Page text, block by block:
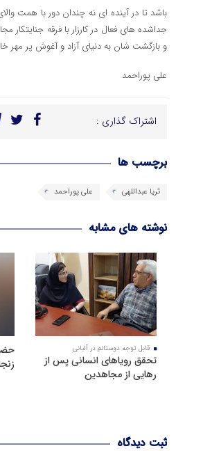
باشد تا در آینده ای نه چندان دور با همت
جداشده های فعال در کارزار با فرقه
و بازگشت شان به دنیای آزاد و آغوش پر مهر
علی پوراحمد
اشتراک گذاری :
برچسب ها
ثریا عبداللهی علی پوراحمد
نوشته های مشابه
قابل توجه دوستانم در آلبانی
تحقق رویاهای انسانی پس از
رهایی از مجاهدین
ثبت دیدگاه